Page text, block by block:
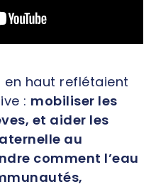
en haut reflétaient
: mobiliser les
et aider les
au
comment l’eau